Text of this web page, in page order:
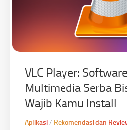
VLC Player: Software
Multimedia Serba
Wajib Kamu Install
Aplikasi/ Rekomendasi dan